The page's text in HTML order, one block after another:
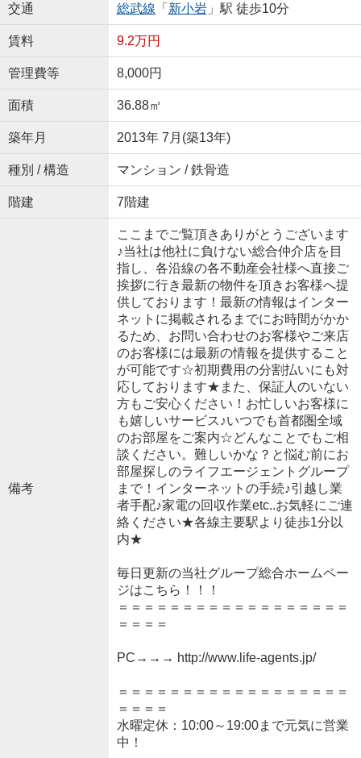
交通 総武線 「 新小岩」駅 徒歩10分
賃料 9.2万円
管理費等 8,000円
面積 36.88㎡
築年月 2013年 7月(築13年)
種別 / 構造 マンション / 鉄骨造
階建 7階建
備考
ここまでご覧頂きありがとうございます
♪当社は他社に負けない総合仲介店を目
指し、各沿線の各不動産会社様へ直接ご
挨拶に行き最新の物件を頂きお客様へ提
供しております！最新の情報はインター
ネットに掲載されるまでにお時間がかか
るため、お問い合わせのお客様やご来店
のお客様には最新の情報を提供すること
が可能です☆初期費用の分割払いにも対
応しております★また、保証人のいない
方もご安心ください！お忙しいお客様に
も嬉しいサービス♪いつでも首都圏全域
のお部屋をご案内☆どんなことでもご相
談ください。難しいかな？と悩む前にお
部屋探しのライフエージェントグループ
まで！インターネットの手続♪引越し業
者手配♪家電の回収作業etc..お気軽にご連
絡ください★各線主要駅より徒歩1分以
内★
毎日更新の当社グループ総合ホームペー
ジはこちら！！！
＝＝＝＝＝＝＝＝＝＝＝＝＝＝＝＝＝＝
＝＝＝＝
PC→→→ http://www.life-agents.jp/
＝＝＝＝＝＝＝＝＝＝＝＝＝＝＝＝＝＝
＝＝＝＝
水曜定休：10:00～19:00まで元気に営業
中！